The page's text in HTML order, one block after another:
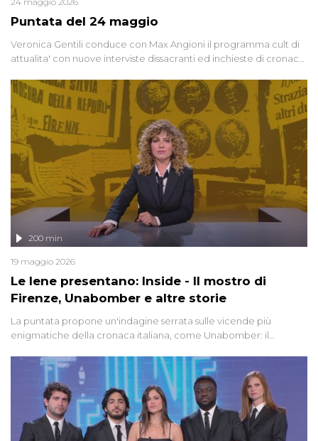
Puntata del 24 maggio
Veronica Gentili conduce con Max Angioni il programma cult di
attualita' con nuove interviste dissacranti ed inchieste di cronaca
Le Iene presentano: Inside - Il mostro di
Firenze, Unabomber e altre storie
200 min
19 maggio 2026
La puntata propone un'indagine serrata sulle vicende più
enigmatiche della cronaca italiana, come Unabomber: il
'90 e il 2000 che, inquietantemente, potrebbe essere ancora in
libertà. Lo speciale affronta inoltre le zone d'ombra sul Mostro di
Firenze, le cui responsabilità appaiono ancora oggi avvolte in un
groviglio di dubbi mai chiariti. Nel corso dello speciale anche
l'intervista inedita a Olindo Romano, realizzata ne...